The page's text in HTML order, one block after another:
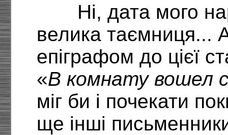
Ні, дата мого
велика таємниця...
епіграфом до цієї
«В комнату вошел
міг би і почекати
ще інші